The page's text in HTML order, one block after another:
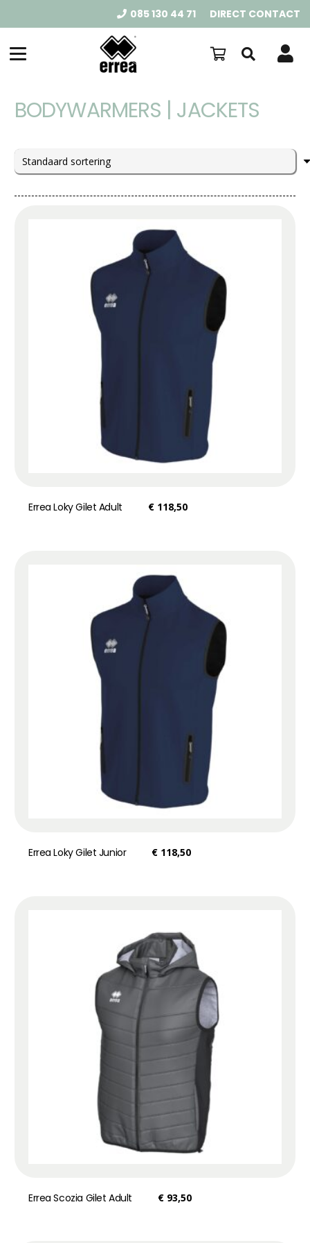
085 130 44 71 DIRECT CONTACT
BODYWARMERS | JACKETS
Errea Loky Gilet Adult €118,50
Errea Loky Gilet Junior € 118,50
Errea Scozia Gilet Adult €93,50